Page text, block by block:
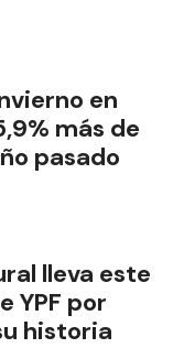
en
más de
pasado
lleva este
YPF por
historia